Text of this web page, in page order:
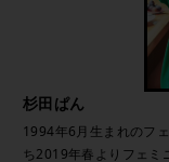
杉田ぱん
1994年6月生まれのフ
ち2019年春よりフェミ